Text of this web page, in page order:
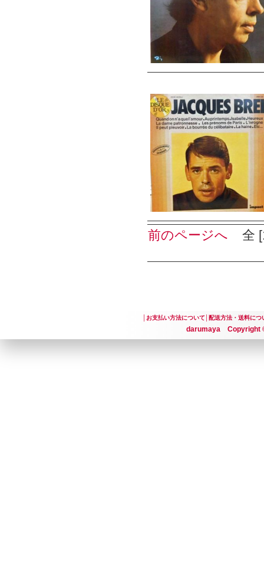
前のページへ 全
お支払い方法について│ 配送方法・送料につ
darumaya Copyright